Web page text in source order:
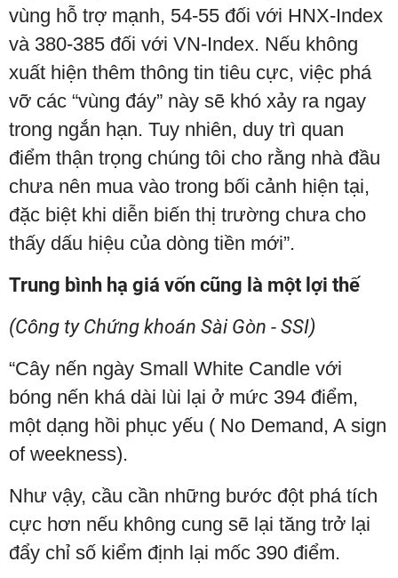
vùng hỗ trợ mạnh, 54-55 đối với HNX-Index
và 380-385 đối với VN-Index. Nếu không
xuất hiện thêm thông tin tiêu cực, việc phá
vỡ các “vùng đáy” này sẽ khó xảy ra ngay
trong ngắn hạn. Tuy nhiên, duy trì quan
điểm thận trọng chúng tôi cho rằng nhà đầu
chưa nên mua vào trong bối cảnh hiện tại,
đặc biệt khi diễn biến thị trường chưa cho
thấy dấu hiệu của dòng tiền mới”.
Trung bình hạ giá vốn cũng là một lợi thế
(Công ty Chứng khoán Sài Gòn - SSI)
“Cây nến ngày Small White Candle với
bóng nến khá dài lùi lại ở mức 394 điểm,
một dạng hồi phục yếu ( No Demand, A sign
of weekness).
Như vậy, cầu cần những bước đột phá tích
cực hơn nếu không cung sẽ lại tăng trở lại
đẩy chỉ số kiểm định lại mốc 390 điểm.